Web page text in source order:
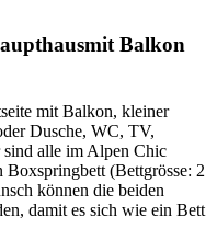
mit Balkon
mit Balkon, kleiner
Dusche, WC, TV,
alle im Alpen Chic
(Bettgrösse: 2
können die beiden
damit es sich wie ein Bett